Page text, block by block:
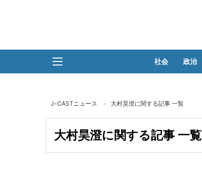
社会 政治
J-CASTニュース 大村昊澄に関する記事 一覧
大村昊澄に関する記事 一覧